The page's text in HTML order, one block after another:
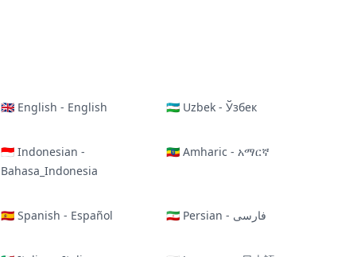
🇬🇧 English - English 🇺🇿 Uzbek - Ўзбек
🇮🇩 Indonesian -
Bahasa_Indonesia
🇪🇹 Amharic - አማርኛ
🇪🇸 Spanish - Español 🇮🇷 Persian - فارسی